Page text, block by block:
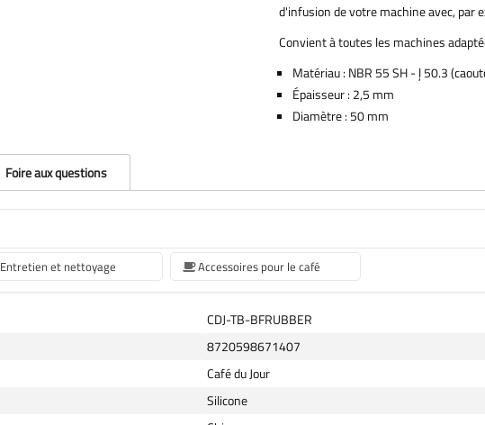
d'infusion de votre machine avec, par
Convient à toutes les machines
Matériau : NBR 55 SH - ļ 50.3
Épaisseur : 2,5 mm
Diamètre : 50 mm
Foire aux questions
Entretien et nettoyage Accessoires pour le café
CDJ-TB-BFRUBBER
8720598671407
Café du Jour
Silicone